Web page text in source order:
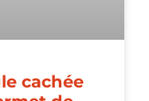
cachée